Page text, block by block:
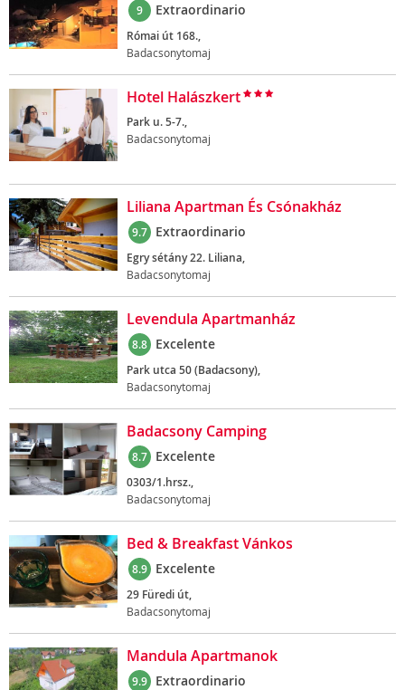
9 Extraordinario
Római út 168.,
Badacsonytomaj
Hotel Halászkert
Park u. 5-7.,
Badacsonytomaj
Liliana Apartman És Csónakház
9.7 Extraordinario
Egry sétány 22. Liliana,
Badacsonytomaj
Levendula Apartmanház
8.8 Excelente
Park utca 50 (Badacsony),
Badacsonytomaj
Badacsony Camping
8.7 Excelente
0303/1.hrsz.,
Badacsonytomaj
Bed & Breakfast Vánkos
8.9 Excelente
29 Füredi út,
Badacsonytomaj
Mandula Apartmanok
9.9 Extraordinario